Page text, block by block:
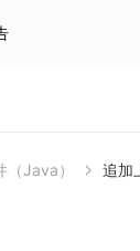
（Java） 追加